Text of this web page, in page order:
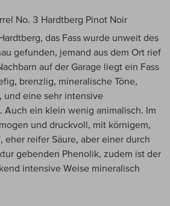
No. 3 Hardtberg Pinot Noir
das Fass wurde unweit des
gefunden, jemand aus dem Ort rief
auf der Garage liegt ein Fass
brenzlig, mineralische Töne,
und eine sehr intensive
Auch ein klein wenig animalisch. Im
und druckvoll, mit körnigem,
eher reifer Säure, aber einer durch
gebenden Phenolik, zudem ist der
intensive Weise mineralisch